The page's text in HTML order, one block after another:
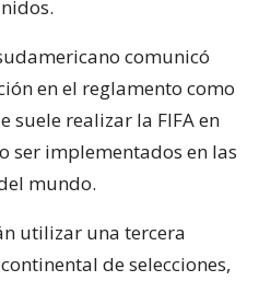
comunicó
en el reglamento como
suele realizar la FIFA en
ser implementados en las
mundo.
utilizar una tercera
de selecciones,